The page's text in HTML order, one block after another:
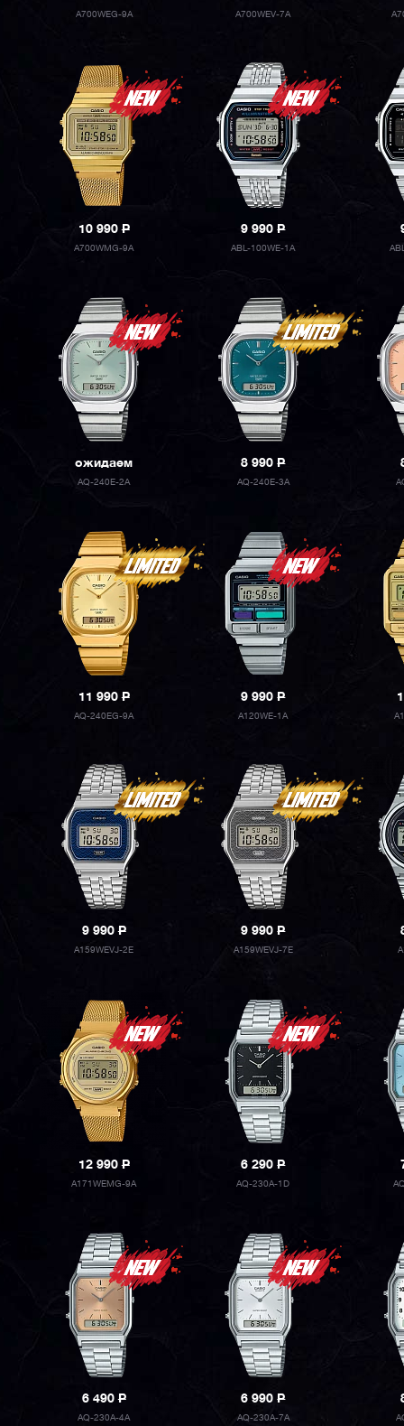
A700WEG-9A A700WEV-7A
10 990P
A700WMG-9A
9 990P
ABL-100WE-1A
ожидаем
AQ-240E-2A
8 990P
AQ-240E-3A
11 990P
AQ-240EG-9A
9 990P
A120WE-1A
9 990P
A159WEVJ-2E
9 990P
A159WEVJ-7E
12 990P
A171WEMG-9A
6 290P
AQ-230A-1D
6 490P
AQ-230A-4A
6 990P
AQ-230A-7A